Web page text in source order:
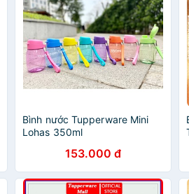
Bình nước Tupperware Mini
Lohas 350ml
153.000 đ